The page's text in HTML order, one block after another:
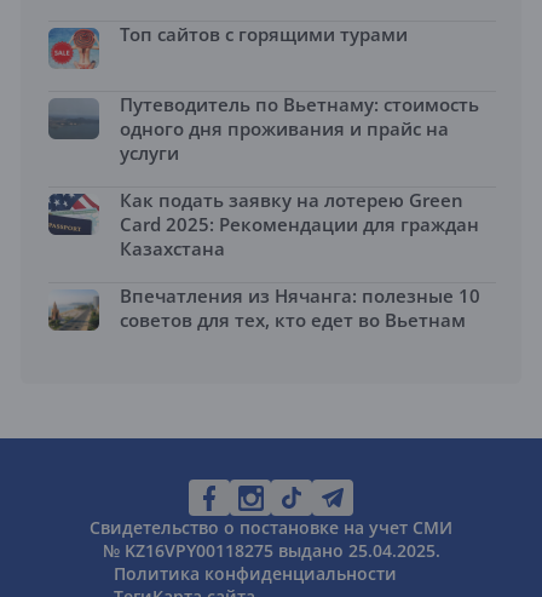
Топ сайтов с горящими турами
Путеводитель по Вьетнаму: стоимость
одного дня проживания и прайс на
услуги
Как подать заявку на лотерею Green
Card 2025: Рекомендации для граждан
Казахстана
Впечатления из Нячанга: полезные 10
советов для тех, кто едет во Вьетнам
Свидетельство о постановке на учет СМИ
№ KZ16VPY00118275 выдано 25.04.2025.
Политика конфиденциальности